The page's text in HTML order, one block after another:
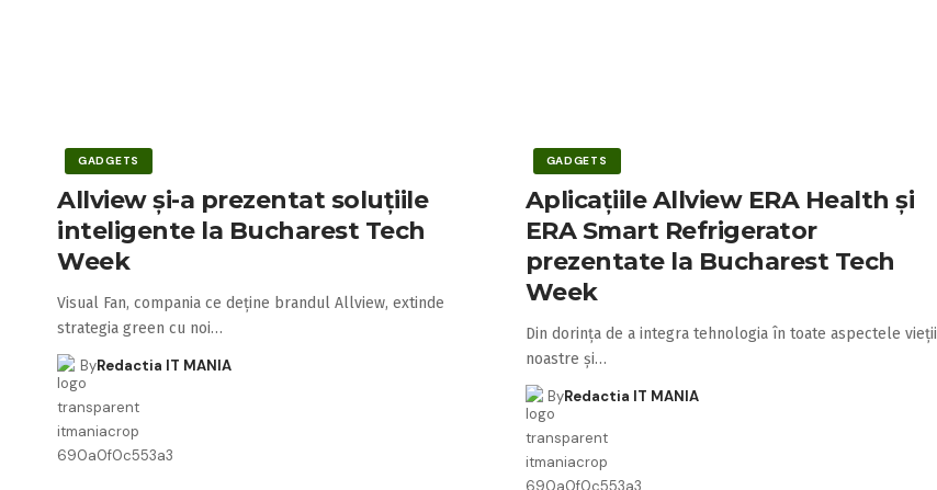
GADGETS
Allview și-a prezentat soluțiile
inteligente la Bucharest Tech
Week
Visual Fan, compania ce deține brandul Allview, extinde
strategia green cu noi…
ByRedactia IT MANIA
GADGETS
Aplicațiile Allview ERA Health și
ERA Smart Refrigerator
prezentate la Bucharest Tech
Week
Din dorința de a integra tehnologia în toate aspectele vieții
noastre și…
ByRedactia IT MANIA